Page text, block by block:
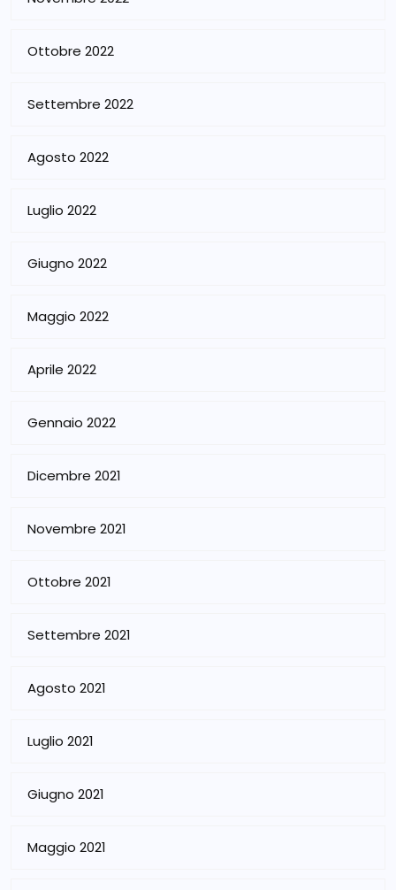
Ottobre 2022
Settembre 2022
Agosto 2022
Luglio 2022
Giugno 2022
Maggio 2022
Aprile 2022
Gennaio 2022
Dicembre 2021
Novembre 2021
Ottobre 2021
Settembre 2021
Agosto 2021
Luglio 2021
Giugno 2021
Maggio 2021